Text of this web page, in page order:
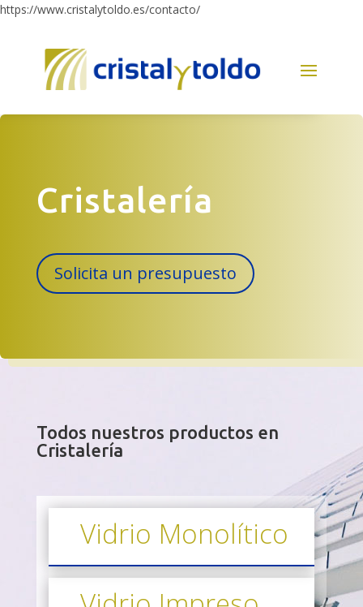
https://www.cristalytoldo.es/contacto/
Cristalería
Solicita un presupuesto
Todos nuestros productos en
Cristalería
Vidrio Monolítico